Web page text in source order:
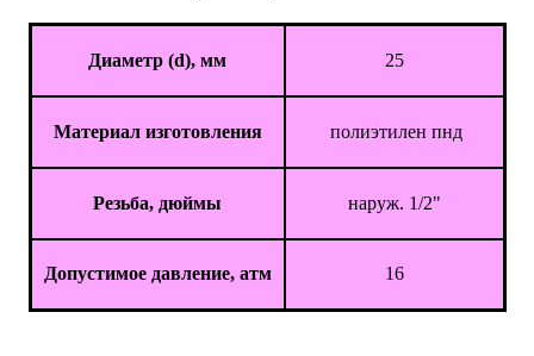
Диаметр (d), мм 25
Материал изготовления полиэтилен пнд
Резьба, дюймы наруж. 1/2"
Допустимое давление, атм 16